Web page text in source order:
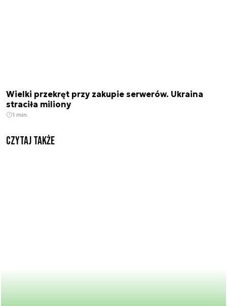
Wielki przekręt przy zakupie serwerów. Ukraina
straciła miliony
1 min.
Czytaj także